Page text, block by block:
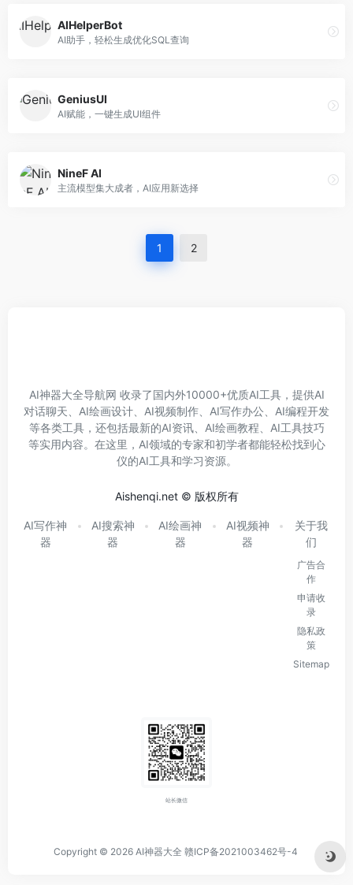
AIHelperBot
AI助手，轻松生成优化SQL查询
GeniusUI
AI赋能，一键生成UI组件
NineF AI
主流模型集大成者，AI应用新选择
1 2
AI神器大全导航网 收录了国内外10000+优质AI工具，提供AI
对话聊天、AI绘画设计、AI视频制作、AI写作办公、AI编程开发
等各类工具，还包括最新的AI资讯、AI绘画教程、AI工具技巧
等实用内容。在这里，AI领域的专家和初学者都能轻松找到心
仪的AI工具和学习资源。
Aishenqi.net © 版权所有
AI写作神
器
AI搜索神
器
AI绘画神
器
AI视频神
器
关于我
们
广告合
作
申请收
录
隐私政
策
Sitemap
站长微信
Copyright © 2026 AI神器大全 赣ICP备2021003462号-4